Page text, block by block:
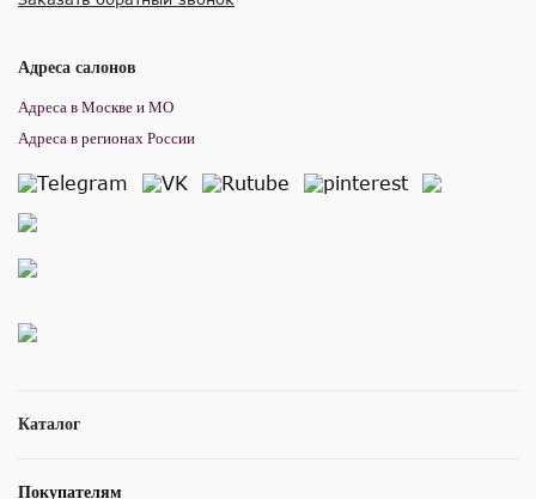
Каталог
Покупателям
Адреса салонов
Адреса в Москве и МО
Адреса в регионах России